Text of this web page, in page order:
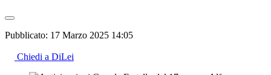
Pubblicato: 17 Marzo 2025 14:05
Chiedi a DiLei